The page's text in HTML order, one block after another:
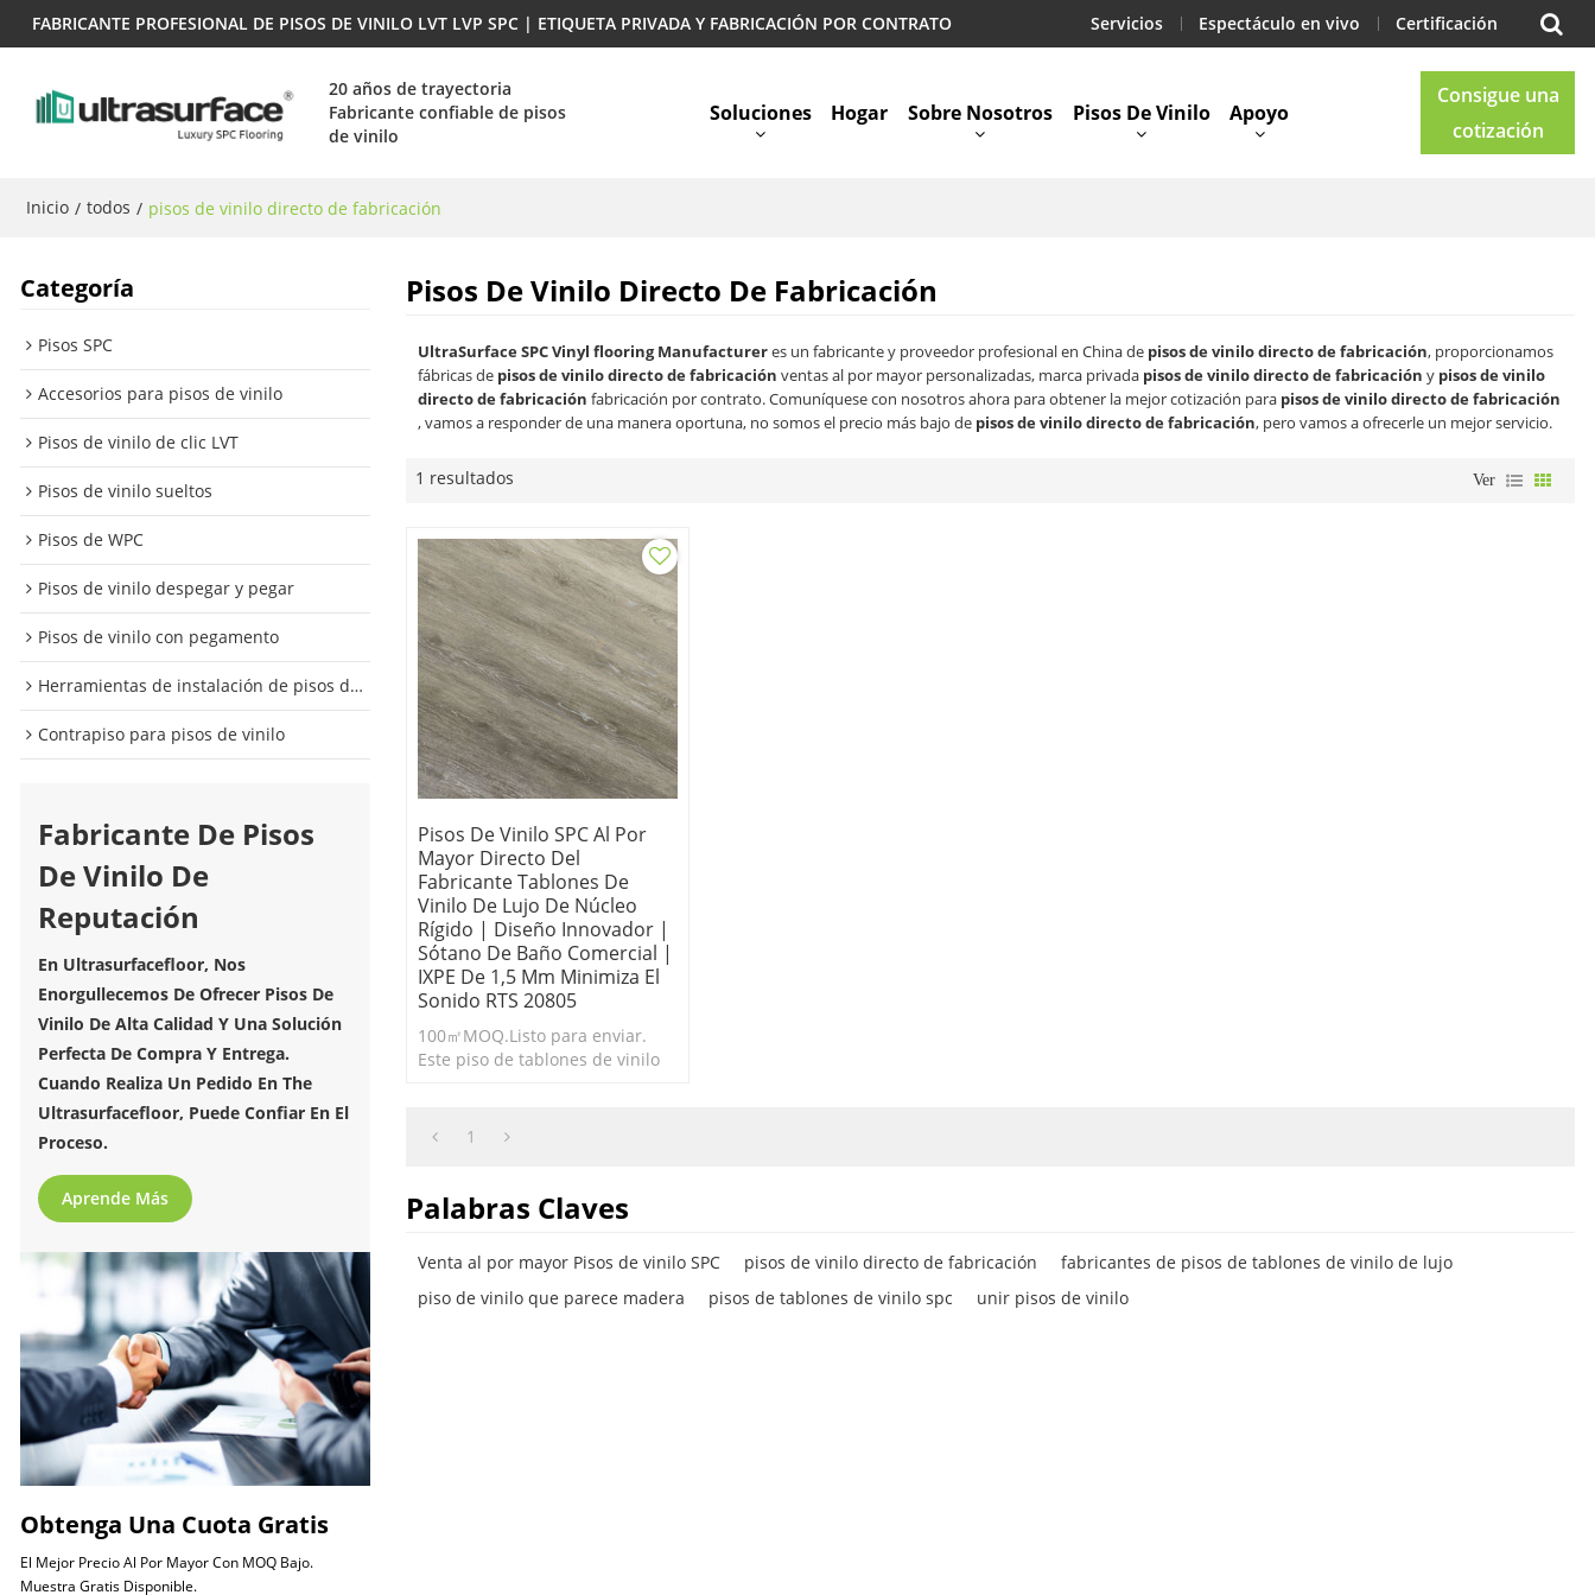
FABRICANTE PROFESIONAL DE PISOS DE VINILO LVT LVP SPC | ETIQUETA PRIVADA Y FABRICACIÓN POR CONTRATO Servicios Espectáculo en vivo Certificación
20 años de trayectoria
Fabricante confiable de pisos
de vinilo
Soluciones Hogar Sobre Nosotros Pisos De Vinilo Apoyo
Consigue una
cotización
Inicio / todos / pisos de vinilo directo de fabricación
Categoría
Pisos SPC
Accesorios para pisos de vinilo
Pisos de vinilo de clic LVT
Pisos de vinilo sueltos
Pisos de WPC
Pisos de vinilo despegar y pegar
Pisos de vinilo con pegamento
Herramientas de instalación de pisos de vinilo
Contrapiso para pisos de vinilo
Fabricante De Pisos
De Vinilo De
Reputación
En Ultrasurfacefloor, Nos
Enorgullecemos De Ofrecer Pisos De
Vinilo De Alta Calidad Y Una Solución
Perfecta De Compra Y Entrega.
Cuando Realiza Un Pedido En The
Ultrasurfacefloor, Puede Confiar En El
Proceso.
Aprende Más
Obtenga Una Cuota Gratis
El Mejor Precio Al Por Mayor Con MOQ Bajo.
Muestra Gratis Disponible.
Pisos De Vinilo Directo De Fabricación
UltraSurface SPC Vinyl flooring Manufactureres un fabricante y proveedor profesional en China de pisos de vinilo directo de fabricación, proporcionamos
fábricas de pisos de vinilo directo de fabricación ventas al por mayor personalizadas, marca privada pisos de vinilo directo de fabricación y pisos de vinilo
directo de fabricación fabricación por contrato. Comuníquese con nosotros ahora para obtener la mejor cotización para pisos de vinilo directo de fabricación
, vamos a responder de una manera oportuna, no somos el precio más bajo de pisos de vinilo directo de fabricación, pero vamos a ofrecerle un mejor servicio.
1 resultados Ver
Pisos De Vinilo SPC Al Por
Mayor Directo Del
Fabricante Tablones De
Vinilo De Lujo De Núcleo
Rígido | Diseño Innovador |
Sótano De Baño Comercial |
IXPE De 1,5 Mm Minimiza El
Sonido RTS 20805
100㎡MOQ.Listo para enviar.
Este piso de tablones de vinilo
impermeable.
1
Palabras Claves
Venta al por mayor Pisos de vinilo SPC pisos de vinilo directo de fabricación
fabricantes de pisos de tablones de vinilo de lujo
piso de vinilo que parece madera
pisos de tablones de vinilo spc unir pisos de vinilo